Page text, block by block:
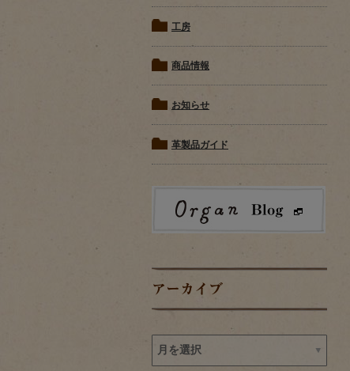
工房
商品情報
お知らせ
革製品ガイド
アーカイブ